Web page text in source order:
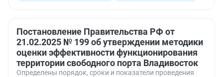
Постановление Правительства РФ от
21.02.2025 № 199 об утверждении методики
оценки эффективности функционирования
территории свободного порта Владивосток
Определены порядок, сроки и показатели проведения